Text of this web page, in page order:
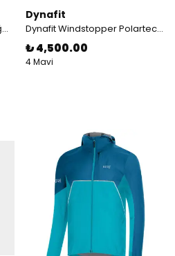
Gore Windstopper Mavi Yağmurluk
Dynafit
Dynafit Windstopper Polartec Lacivert/Turkuaz Ceket
₺ 4,500.00
4 Mavi